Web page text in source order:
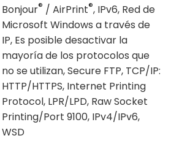
Bonjour® / AirPrint®, IPv6, Red de
Microsoft Windows a través de
IP, Es posible desactivar la
mayoría de los protocolos que
no se utilizan, Secure FTP, TCP/IP:
HTTP/HTTPS, Internet Printing
Protocol, LPR/LPD, Raw Socket
Printing/Port 9100, IPv4/IPv6,
WSD